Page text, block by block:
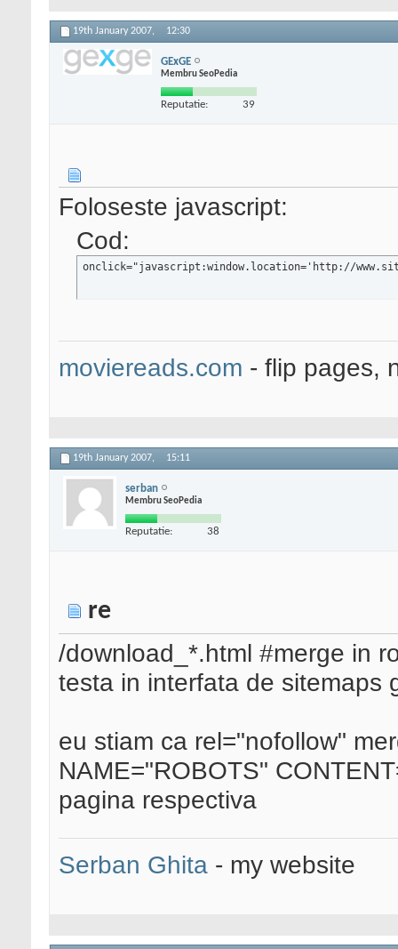
19th January 2007, 12:30
GExGE
Membru SeoPedia
Reputatie: 39
Foloseste javascript:
Cod:
onclick="javascript :window.location='http://
moviereads.com - flip pages,
19th January 2007, 15:11
serban
Membru SeoPedia
Reputatie: 38
re
/download_*.html #merge in
testa in interfata de sitemaps
eu stiam ca rel="nofollow"
NAME="ROBOTS"
pagina respectiva
Serban Ghita - my website